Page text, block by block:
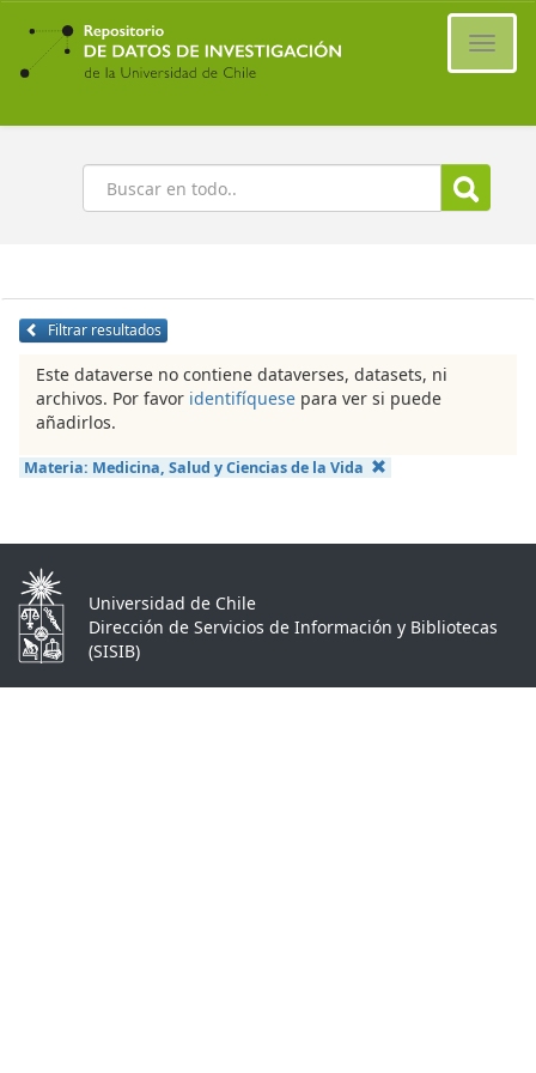
Ir
contenido
principal
Buscar
Filtrar resultados
Este dataverse no contiene dataverses, datasets, ni
archivos. Por favor identifíquese para ver si puede
añadirlos.
Materia: Medicina, Salud y Ciencias de la Vida
Universidad de Chile
Dirección de Servicios de Información y Bibliotecas
(SISIB)